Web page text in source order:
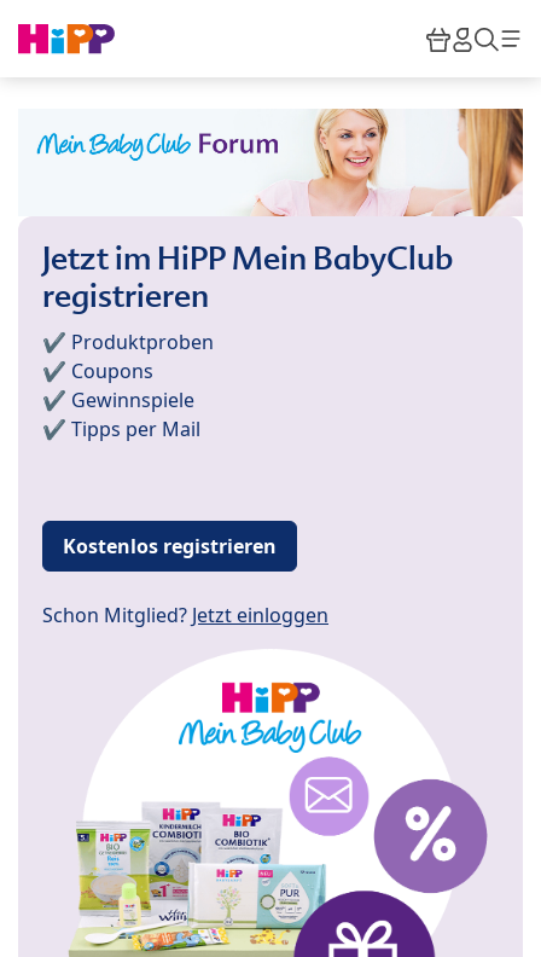
HiPP
Jetzt im HiPP Mein BabyClub
registrieren
✔️ Produktproben
✔️ Coupons
✔️ Gewinnspiele
✔️ Tipps per Mail
Kostenlos registrieren
Schon Mitglied? Jetzt einloggen